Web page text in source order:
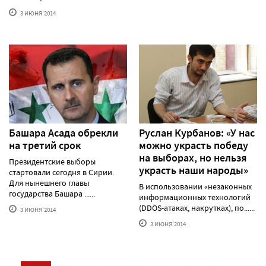
3 ИЮНЯ'2014
Башара Асада обрекли
на третий срок
Президентские выборы
стартовали сегодня в Сирии.
Для нынешнего главы
государства Башара ......
3 ИЮНЯ'2014
Руслан Курбанов: «У нас
можно украсть победу
на выборах, но нельзя
украсть наши народы»
В использовании «незаконных
информационных технологий
(DDOS-атаках, накрутках), по......
3 ИЮНЯ'2014